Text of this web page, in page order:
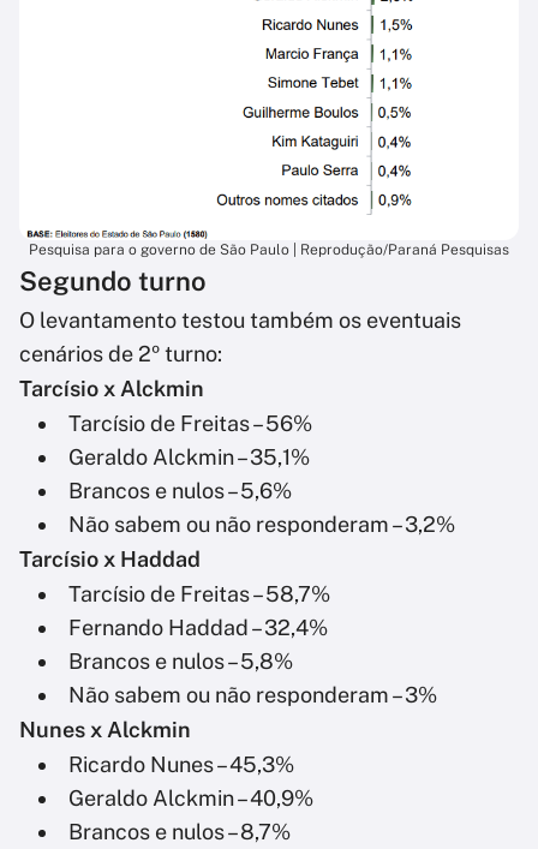
Pesquisa para o governo de São Paulo | Reprodução/Paraná Pesquisas
Segundo turno
O levantamento testou também os eventuais
cenários de 2º turno:
Tarcísio x Alckmin
Tarcísio de Freitas – 56%
Geraldo Alckmin – 35,1%
Brancos e nulos – 5,6%
Não sabem ou não responderam – 3,2%
Tarcísio x Haddad
Tarcísio de Freitas – 58,7%
Fernando Haddad – 32,4%
Brancos e nulos – 5,8%
Não sabem ou não responderam – 3%
Nunes x Alckmin
Ricardo Nunes – 45,3%
Geraldo Alckmin – 40,9%
Brancos e nulos – 8,7%